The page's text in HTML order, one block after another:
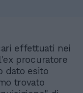
effettuati nei
procuratore
dato esito
trovato